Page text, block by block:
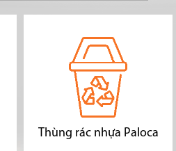
Thùng rác nhựa Paloca